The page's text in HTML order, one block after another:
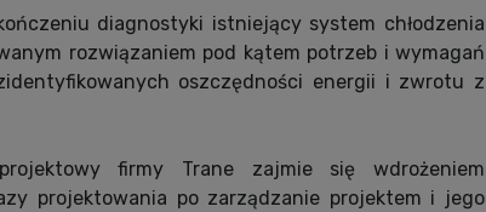
diagnostyki istniejący system chłodzenia
rozwiązaniem pod kątem potrzeb i wymagań
oszczędności energii i zwrotu z
firmy Trane zajmie się wdrożeniem
projektowania po zarządzanie projektem i jego